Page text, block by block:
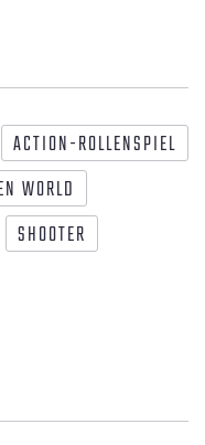
ACTION-ROLLENSPIEL
WORLD
SHOOTER